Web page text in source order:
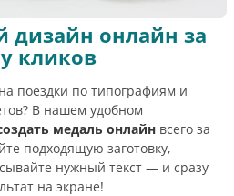
дизайн онлайн за
кликов
поездки по типографиям и
В нашем удобном
медаль онлайн всего за
подходящую заготовку,
нужный текст — и сразу
на экране!